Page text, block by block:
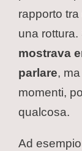
rapporto
una
mostrava
parlare,
momenti,
qualcosa.
Ad